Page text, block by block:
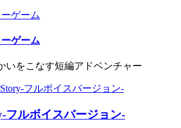
ゲーム
ゲーム
いをこなす短編アドベンチャー
ルボイスバージョン-